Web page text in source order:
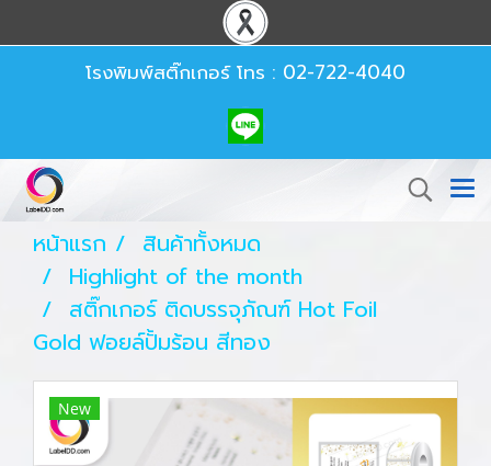
โรงพิมพ์สติ๊กเกอร์โทร : 02-722-4040
หน้าแรก
สินค้าทั้งหมด
Highlight of the month
สติ๊กเกอร์ ติดบรรจุภัณฑ์ Hot Foil
Gold ฟอยล์ปั้มร้อน สีทอง
New